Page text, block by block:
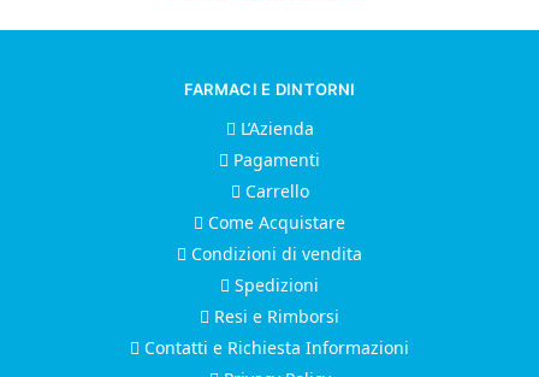
FARMACI E DINTORNI
L’Azienda
Pagamenti
Carrello
Come Acquistare
Condizioni di vendita
Spedizioni
Resi e Rimborsi
Contatti e Richiesta Informazioni